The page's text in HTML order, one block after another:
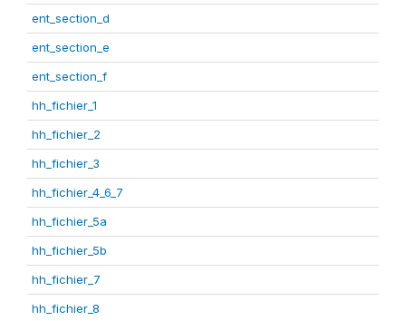
ent_section_d
ent_section_e
ent_section_f
hh_fichier_1
hh_fichier_2
hh_fichier_3
hh_fichier_4_6_7
hh_fichier_5a
hh_fichier_5b
hh_fichier_7
hh_fichier_8